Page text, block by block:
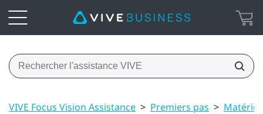
VIVE Focus Vision Assistance > Premiers pas > Matériel